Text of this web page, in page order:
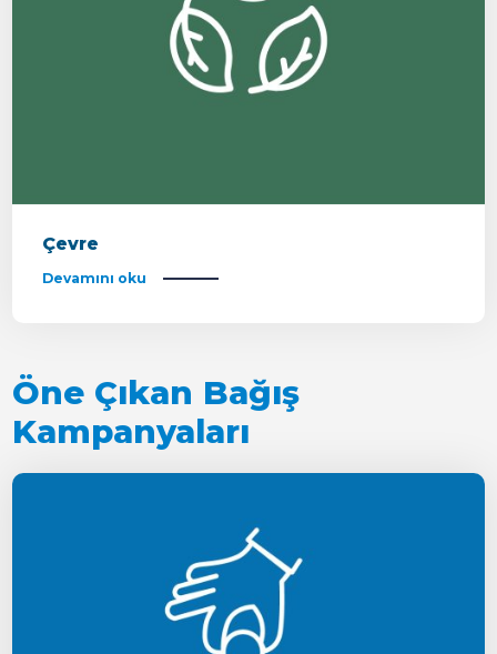
Çevre
Devamını oku
Öne Çıkan Bağış
Kampanyaları